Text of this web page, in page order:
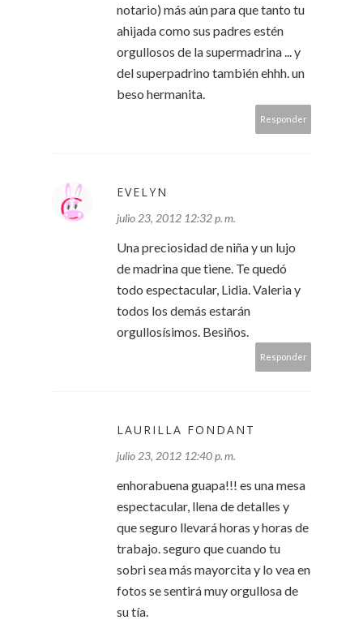
notario) más aún para que tanto tu
ahijada como sus padres estén
orgullosos de la supermadrina ... y
del superpadrino también ehhh. un
beso hermanita.
Responder
EVELYN
julio 23, 2012 12:32 p. m.
Una preciosidad de niña y un lujo
de madrina que tiene. Te quedó
todo espectacular, Lidia. Valeria y
todos los demás estarán
orgullosísimos. Besiños.
Responder
LAURILLA FONDANT
julio 23, 2012 12:40 p. m.
enhorabuena guapa!!! es una mesa
espectacular, llena de detalles y
que seguro llevará horas y horas de
trabajo. seguro que cuando tu
sobri sea más mayorcita y lo vea en
fotos se sentirá muy orgullosa de
su tía.